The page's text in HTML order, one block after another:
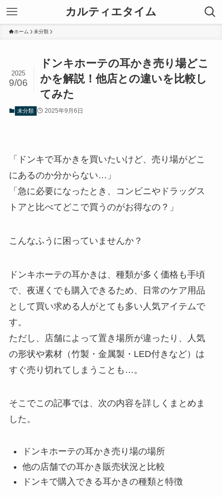
カルティエタイム
ホーム 未分類
ドンキホーテの耳かき売り場どこ
かを解説！他店との違いを比較し
てみた
2025
9/06
未分類 2025年9月6日
「ドンキで耳かきを買いたいけど、売り場がどこ
にあるのか分からない…」
「急に必要になったとき、コンビニやドラッグス
トアと比べてどこで買うのがお得なの？」
こんなふうに困っていませんか？
ドンキホーテの耳かきは、種類が多く価格も手頃
で、夜遅くでも購入できるため、日常のケア用品
として買い求める人がとても多い人気アイテムで
す。
ただし、店舗によって置き場所が違ったり、人気
の形状や素材（竹製・金属製・LED付きなど）は
すぐ売り切れてしまうことも…。
そこでこの記事では、次の内容を詳しくまとめま
した。
ドンキホーテの耳かき売り場の場所
他の店舗での耳かき販売状況と比較
ドンキで購入できる耳かきの種類と特徴